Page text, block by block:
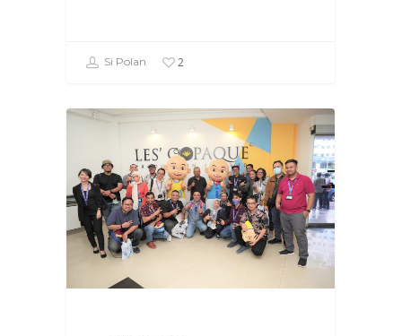
Si Polan 2